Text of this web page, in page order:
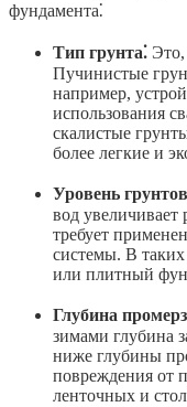
фундамента⁚
Тип грунта⁚
Пучинистые
например,
использования
скалистые
более легкие и
Уровень
вод увеличивает
требует
системы. В
или плитный
Глубина
зимами глубина
ниже глубины
повреждения от
ленточных и